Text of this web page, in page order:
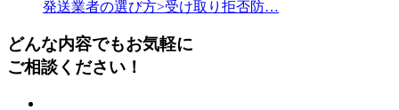
発送業者の選び方>受け取り拒否防…
どんな内容でもお気軽に
ご相談ください！